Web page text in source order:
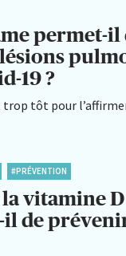
permet-il
19 ?
tôt pour
#PRÉVENTION
vitamine
il de